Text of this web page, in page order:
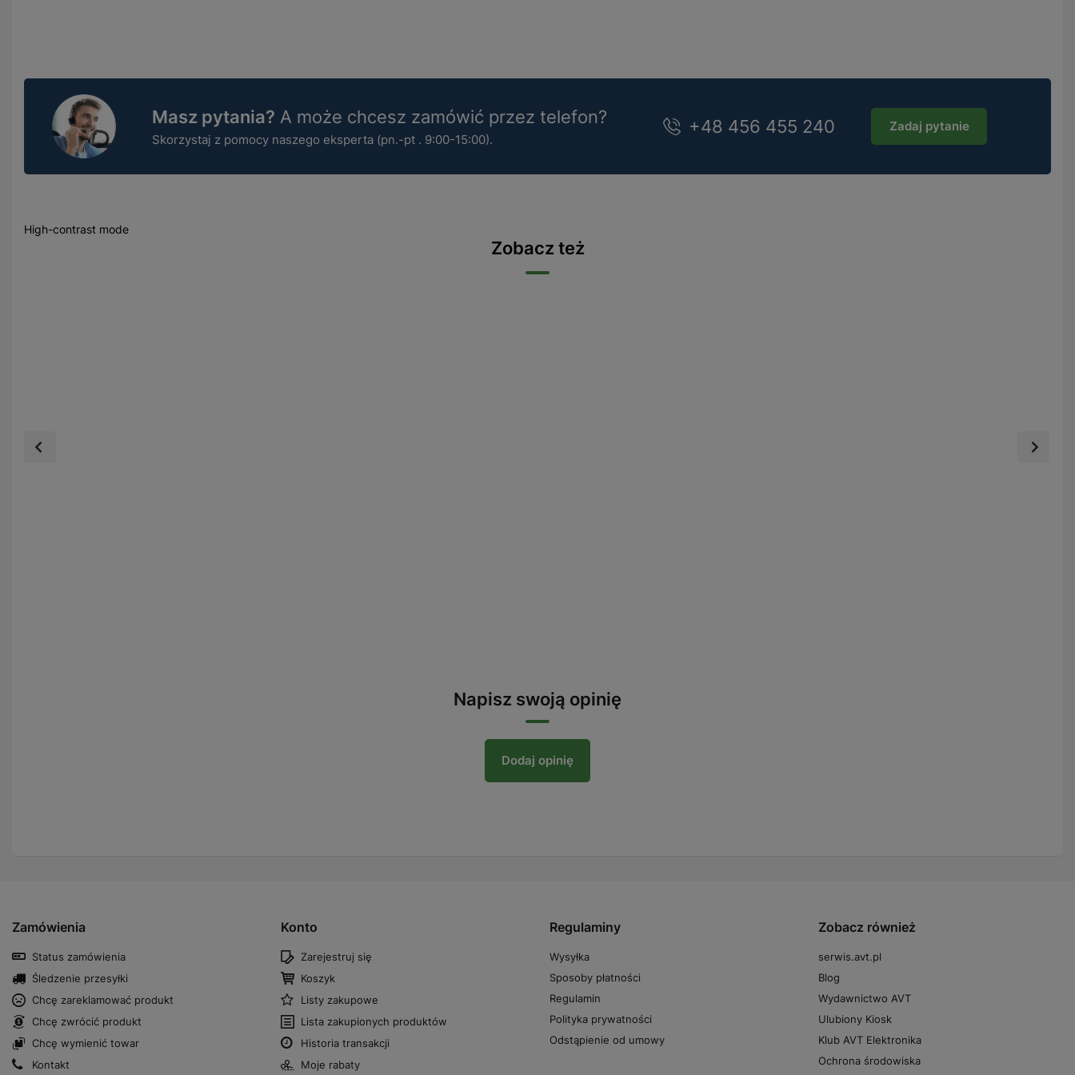
Masz pytania? A może chcesz zamówić przez telefon?
Skorzystaj z pomocy naszego eksperta (pn.-pt . 9:00-15:00).
+48 456 455 240 Zadaj pytanie
High-contrast mode
Zobacz też
Napisz swoją opinię
Dodaj opinię
Zamówienia
Status zamówienia
Śledzenie przesyłki
Chcę zareklamować produkt
Chcę zwrócić produkt
Chcę wymienić towar
Kontakt
Konto
Zarejestruj się
Koszyk
Listy zakupowe
Lista zakupionych produktów
Historia transakcji
Moje rabaty
Regulaminy
Wysyłka
Sposoby płatności
Regulamin
Polityka prywatności
Odstąpienie od umowy
Zobacz również
serwis.avt.pl
Blog
Wydawnictwo AVT
Ulubiony Kiosk
Klub AVT Elektronika
Ochrona środowiska